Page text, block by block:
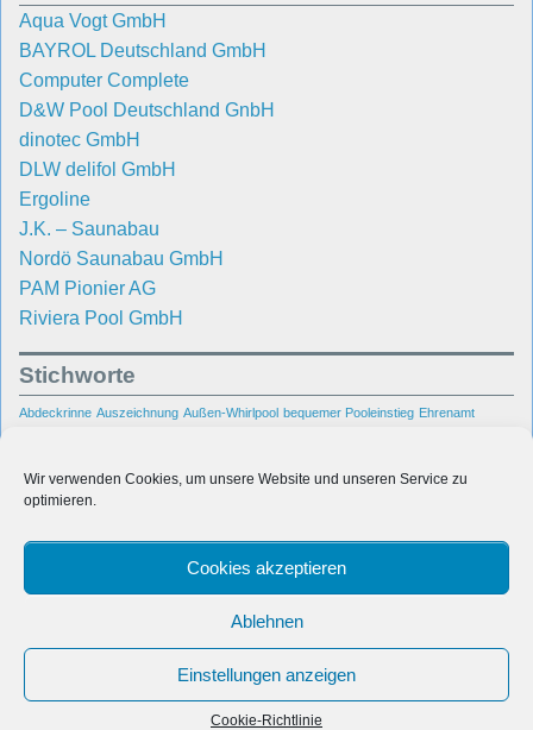
Wir verwenden Cookies, um unsere Website und unseren Service zu
optimieren.
Cookies akzeptieren
Ablehnen
Einstellungen anzeigen
Cookie-Richtlinie
Aqua Vogt GmbH
BAYROL Deutschland GmbH
Computer Complete
D&W Pool Deutschland GnbH
dinotec GmbH
DLW delifol GmbH
Ergoline
J.K. – Saunabau
Nordö Saunabau GmbH
PAM Pionier AG
Riviera Pool GmbH
Stichworte
Abdeckrinne Auszeichnung Außen-Whirlpool bequemer Pooleinstieg Ehrenamt
Pool Poolbau Poolsanierung Portable Spa Raumentfeuchtung Reparatur
Main-Gebiet
Unterwasserbeleuchtung Villa Wasseraufbereitung
Wiesbaden
© 2026Dauber Schwimmanlagen GmbH
Polaris Theme